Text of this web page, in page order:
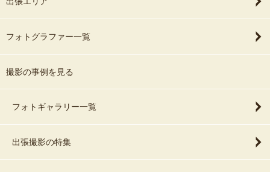
「西宮神社でも撮影できますか？」
「生田神社でおすすめの時間帯は？」
など、ご相談だけでも大歓迎です。
https://ameblo.jp/ccremon007/entry-12973505505.html
フォトグラファー一覧
撮影の事例を見る
フォトギャラリー一覧
出張撮影の特集